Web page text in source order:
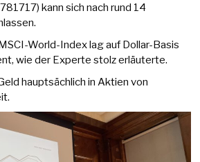
kann sich nach rund 14
World-Index lag auf Dollar-Basis
wie der Experte stolz erläuterte.
hauptsächlich in Aktien von